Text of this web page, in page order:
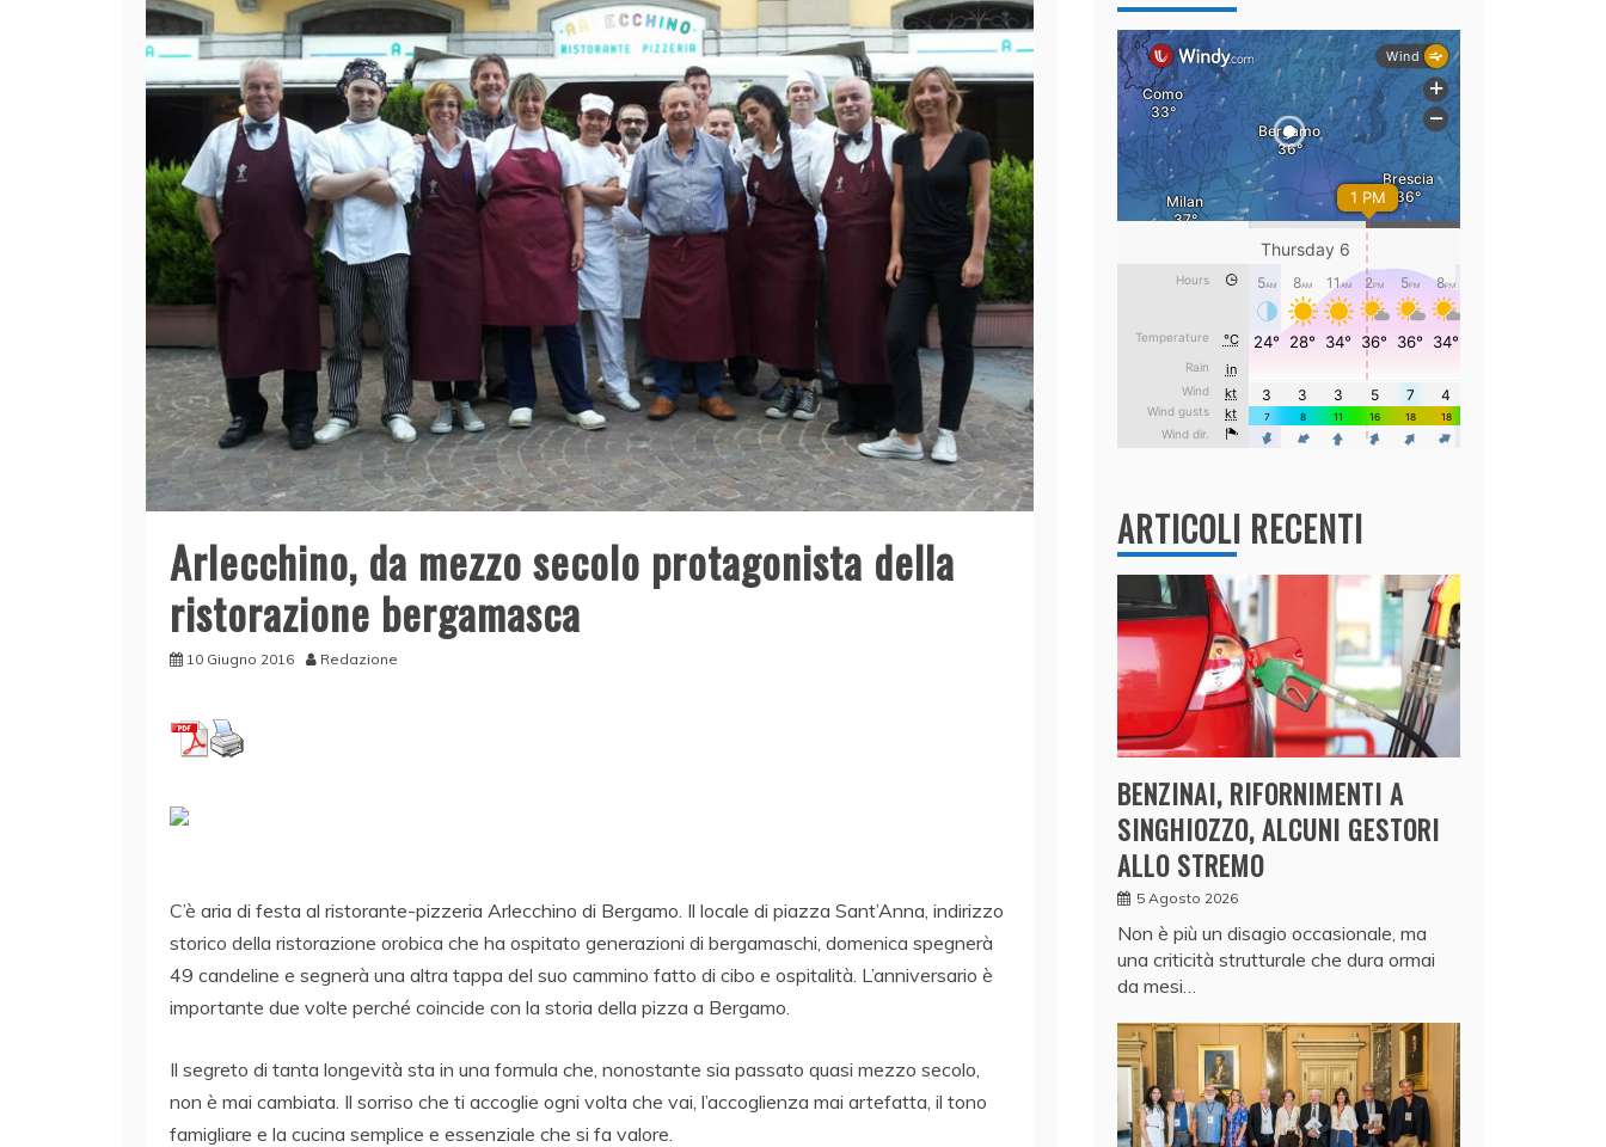
Arlecchino, da mezzo secolo protagonista della
ristorazione bergamasca
10 Giugno 2016 Redazione
C’è aria di festa al ristorante-pizzeria Arlecchino di Bergamo. Il locale di piazza Sant’Anna, indirizzo
storico della ristorazione orobica che ha ospitato generazioni di bergamaschi, domenica spegnerà
49 candeline e segnerà una altra tappa del suo cammino fatto di cibo e ospitalità. L’anniversario è
importante due volte perché coincide con la storia della pizza a Bergamo.
Il segreto di tanta longevità sta in una formula che, nonostante sia passato quasi mezzo secolo,
non è mai cambiata. Il sorriso che ti accoglie ogni volta che vai, l’accoglienza mai artefatta, il tono
famigliare e la cucina semplice e essenziale che si fa valore.
ARTICOLI RECENTI
BENZINAI, RIFORNIMENTI A
SINGHIOZZO, ALCUNI GESTORI
ALLO STREMO
5 Agosto 2026
Non è più un disagio occasionale, ma
una criticità strutturale che dura ormai
da mesi…